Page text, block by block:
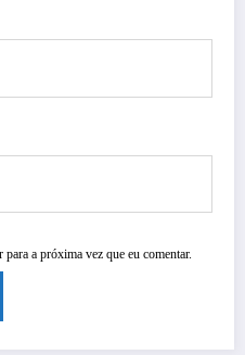
a próxima vez que eu comentar.